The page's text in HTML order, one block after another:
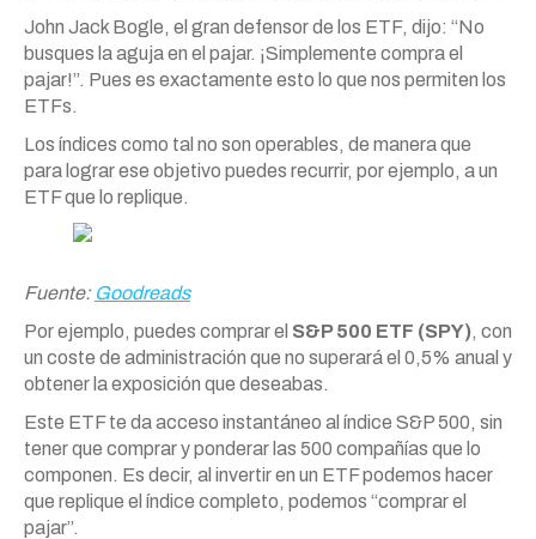
John Jack Bogle, el gran defensor de los ETF, dijo: “No
busques la aguja en el pajar. ¡Simplemente compra el
pajar!”. Pues es exactamente esto lo que nos permiten los
ETFs.
Los índices como tal no son operables, de manera que
para lograr ese objetivo puedes recurrir, por ejemplo, a un
ETF que lo replique.
Fuente: Goodreads
Por ejemplo, puedes comprar el S&P 500 ETF (SPY), con
un coste de administración que no superará el 0,5% anual y
obtener la exposición que deseabas.
Este ETF te da acceso instantáneo al índice S&P 500, sin
tener que comprar y ponderar las 500 compañías que lo
componen. Es decir, al invertir en un ETF podemos hacer
que replique el índice completo, podemos “comprar el
pajar”.